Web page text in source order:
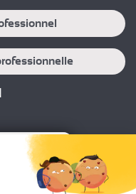
légales
Crédits